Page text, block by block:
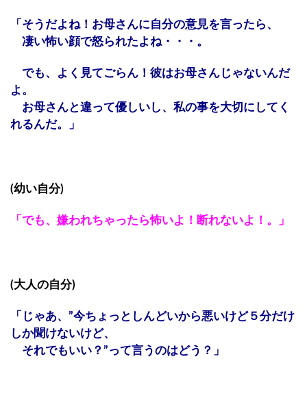
「そうだよね！お母さんに自分の意見を言ったら、
凄い怖い顔で怒られたよね・・・。
でも、よく見てごらん！彼はお母さんじゃないんだ
よ。
お母さんと違って優しいし、私の事を大切にしてく
れるんだ。」
(幼い自分)
「でも、嫌われちゃったら怖いよ！断れないよ！。」
(大人の自分)
「じゃあ、”今ちょっとしんどいから悪いけど５分だけ
しか聞けないけど、
それでもいい？”って言うのはどう？」